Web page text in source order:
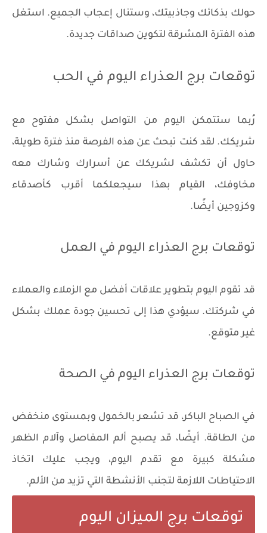
حولك بذكائك وجاذبيتك، وستنال إعجاب الجميع. استغل
هذه الفترة المشرقة لتكوين صداقات جديدة.
توقعات برج العذراء اليوم في الحب
رُبما ستتمكن اليوم من التواصل بشكل مفتوح مع
شريكك. لقد كنت تبحث عن هذه الفرصة منذ فترة طويلة،
حاول أن تكشف لشريكك عن أسرارك وشارك معه
مخاوفك، القيام بهذا سيجعلكما أقرب كأصدقاء
وكزوجين أيضًا.
توقعات برج العذراء اليوم في العمل
قد تقوم اليوم بتطوير علاقات أفضل مع الزملاء والعملاء
في شركتك. سيؤدي هذا إلى تحسين جودة عملك بشكل
غير متوقع.
توقعات برج العذراء اليوم في الصحة
في الصباح الباكر، قد تشعر بالخمول وبمستوى منخفض
من الطاقة. أيضًا، قد يصبح ألم المفاصل وآلام الظهر
مشكلة كبيرة مع تقدم اليوم، ويجب عليك اتخاذ
الاحتياطات اللازمة لتجنب الأنشطة التي تزيد من الألم.
توقعات برج الميزان اليوم